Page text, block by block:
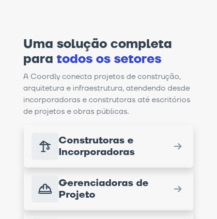
Uma solução completa
para todos os setores
A Coordly conecta projetos de construção,
arquitetura e infraestrutura, atendendo desde
incorporadoras e construtoras até escritórios
de projetos e obras públicas.
Construtoras e
Incorporadoras
Gerenciadoras de
Projeto